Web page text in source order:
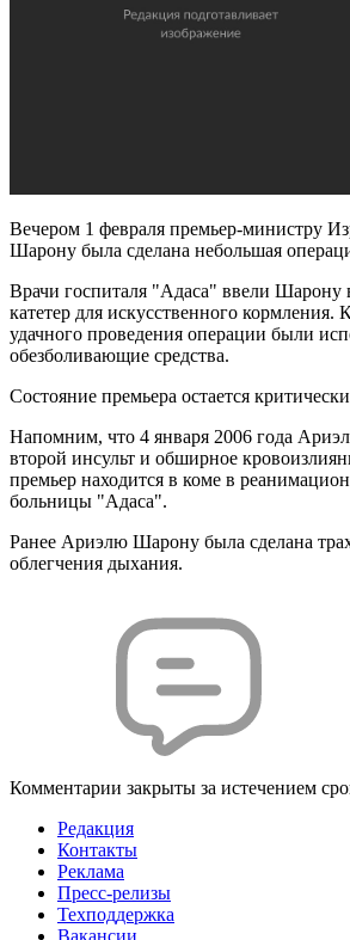
Вечером 1 февраля премьер-министру
Шарону была сделана небольшая
Врачи госпиталя "Адаса" ввели
катетер для искусственного кормления.
удачного проведения операции были
обезболивающие средства.
Состояние премьера остается
Напомним, что 4 января 2006 года
второй инсульт и обширное
премьер находится в коме в
больницы "Адаса".
Ранее Ариэлю Шарону была сделана
облегчения дыхания.
Комментарии закрыты за истечением
Редакция
Контакты
Реклама
Пресс-релизы
Техподдержка
Вакансии